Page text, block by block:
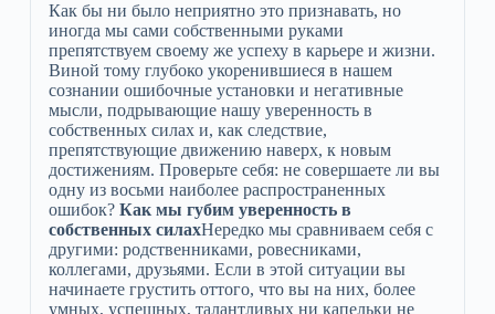
Как бы ни было неприятно это признавать, но
иногда мы сами собственными руками
препятствуем своему же успеху в карьере и жизни.
Виной тому глубоко укоренившиеся в нашем
сознании ошибочные установки и негативные
мысли, подрывающие нашу уверенность в
собственных силах и, как следствие,
препятствующие движению наверх, к новым
достижениям. Проверьте себя: не совершаете ли вы
одну из восьми наиболее распространенных
ошибок? Как мы губим уверенность в
собственных силахНередко мы сравниваем себя с
другими: родственниками, ровесниками,
коллегами, друзьями. Если в этой ситуации вы
начинаете грустить оттого, что вы на них, более
умных, успешных, талантливых ни капельки не